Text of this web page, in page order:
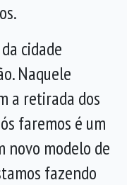
cidade
Naquele
a retirada dos
faremos é um
novo modelo de
fazendo